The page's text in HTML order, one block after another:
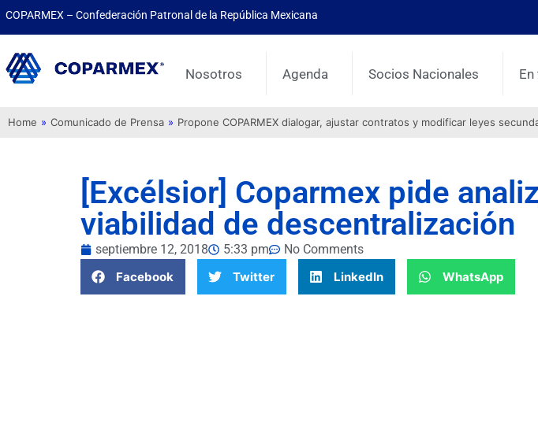
COPARMEX – Confederación Patronal de la República Mexicana
Nosotros Agenda Socios Nacionales
Home » Comunicado de Prensa » Propone COPARMEX dialogar, ajustar contratos y modificar leyes
[Excélsior] Coparmex pide
viabilidad de descentralización
septiembre 12, 2018 5:33 pm
No Comments
Facebook
Twitter LinkedIn WhatsApp